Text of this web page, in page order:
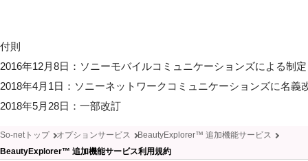
付則
2016年12月8日：ソニーモバイルコミュニケーションズによる制定
2018年4月1日：ソニーネットワークコミュニケーションズに名義
2018年5月28日：一部改訂
So-netトップ オプションサービス
BeautyExplorer™ 追加機能サービス
BeautyExplorer™ 追加機能サービス利用規約